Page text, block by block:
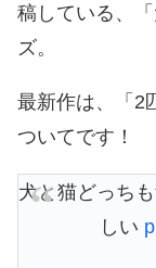
稿している、
ズ。
最新作は、「2
ついてです！
犬と猫どっち
しい